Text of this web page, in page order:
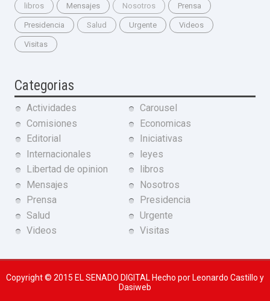
libros Mensajes Nosotros Prensa
Presidencia Salud Urgente Videos
Visitas
Categorias
Actividades
Carousel
Comisiones
Economicas
Editorial
Iniciativas
Internacionales
leyes
Libertad de opinion
libros
Mensajes
Nosotros
Prensa
Presidencia
Salud
Urgente
Videos
Visitas
Copyright © 2015 EL SENADO DIGITAL Hecho por Leonardo Castillo y
Dasiweb